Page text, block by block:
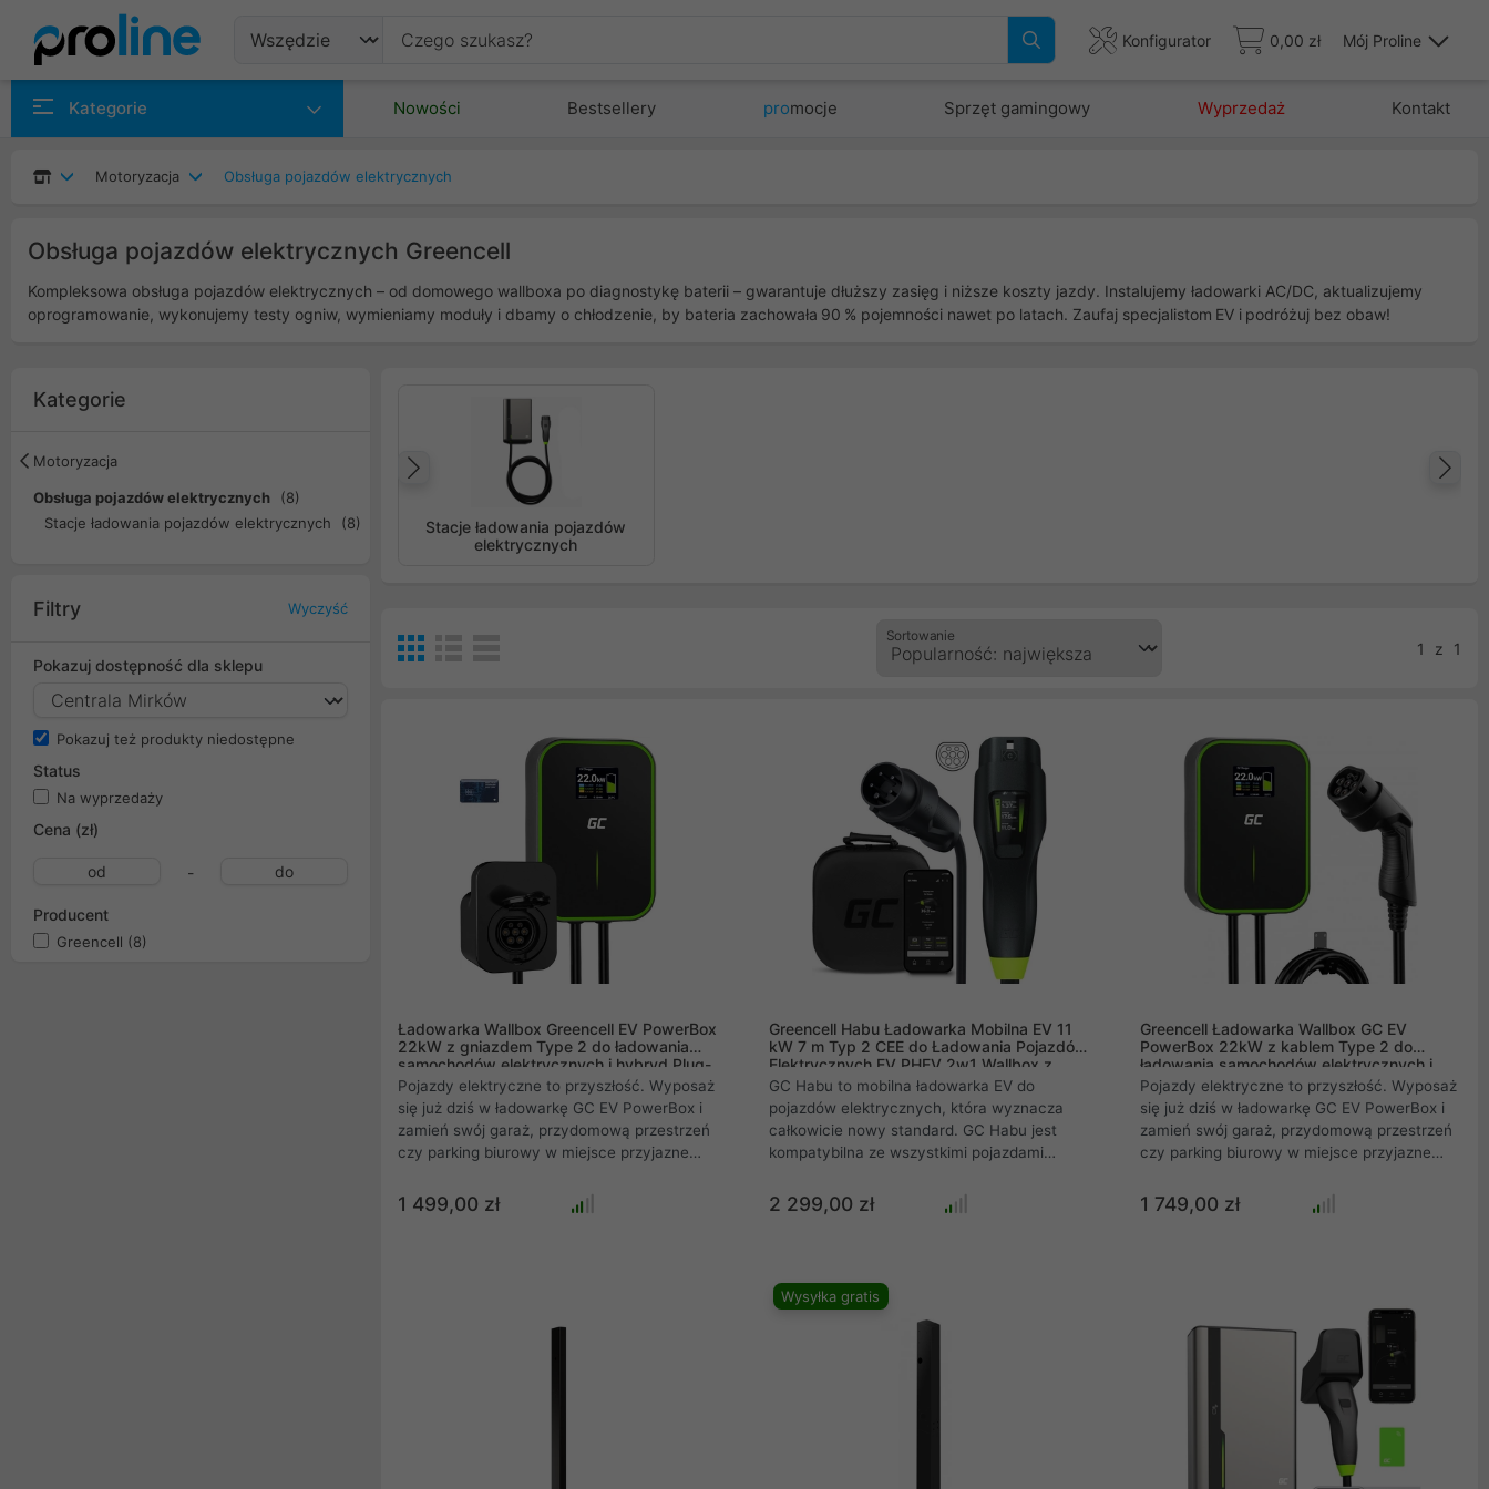
Konfigurator 0,00 zł Mój Proline
Kategorie Nowości Bestsellery promocje Sprzęt gamingowy Wyprzedaż Kontakt
Motoryzacja Obsługa pojazdów elektrycznych
Obsługa pojazdów elektrycznych Greencell
Kompleksowa obsługa pojazdów elektrycznych – od domowego wallboxa po diagnostykę baterii – gwarantuje dłuższy zasięg i niższe koszty jazdy. Instalujemy ładowarki AC/DC, aktualizujemy
oprogramowanie, wykonujemy testy ogniw, wymieniamy moduły i dbamy o chłodzenie, by bateria zachowała 90 % pojemności nawet po latach. Zaufaj specjalistom EV i podróżuj bez obaw!
Kategorie
Motoryzacja
Obsługa pojazdów elektrycznych
(8)
Stacje ładowania pojazdów elektrycznych
(8)
Filtry Wyczyść
Pokazuj dostępność dla sklepu
Pokazuj też produkty niedostępne
Status
Na wyprzedaży
Cena (zł)
-
Producent
Greencell (8)
Stacje ładowania pojazdów
elektrycznych
Poprzedni
Sortowanie
1 z 1
Ładowarka Wallbox Greencell EV PowerBox
22kW z gniazdem Type 2 do ładowania
samochodów elektrycznych i hybryd Plug-
In
Pojazdy elektryczne to przyszłość. Wyposaż
się już dziś w ładowarkę GC EV PowerBox i
zamień swój garaż, przydomową przestrzeń
czy parking biurowy w miejsce przyjazne
szybki system ładowania oraz
minimalistyczny design - zobacz co
1 499,00 zł
Greencell Habu Ładowarka Mobilna EV 11
kW 7 m Typ 2 CEE do Ładowania Pojazdów
Elektrycznych EV PHEV 2w1 Wallbox z
Aplikacją GC
GC Habu to mobilna ładowarka EV do
pojazdów elektrycznych, która wyznacza
całkowicie nowy standard. GC Habu jest
kompatybilna ze wszystkimi pojazdami
Europie. To zdecydowanie jedyna ładowarka,
której potrzebujesz oraz jedyna, z której
2 299,00 zł
Greencell Ładowarka Wallbox GC EV
PowerBox 22kW z kablem Type 2 do
ładowania samochodów elektrycznych i
hybryd Plug-In
Pojazdy elektryczne to przyszłość. Wyposaż
się już dziś w ładowarkę GC EV PowerBox i
zamień swój garaż, przydomową przestrzeń
czy parking biurowy w miejsce przyjazne
szybki system ładowania oraz
minimalistyczny design - sprawdź co
1 749,00 zł
Wysyłka gratis